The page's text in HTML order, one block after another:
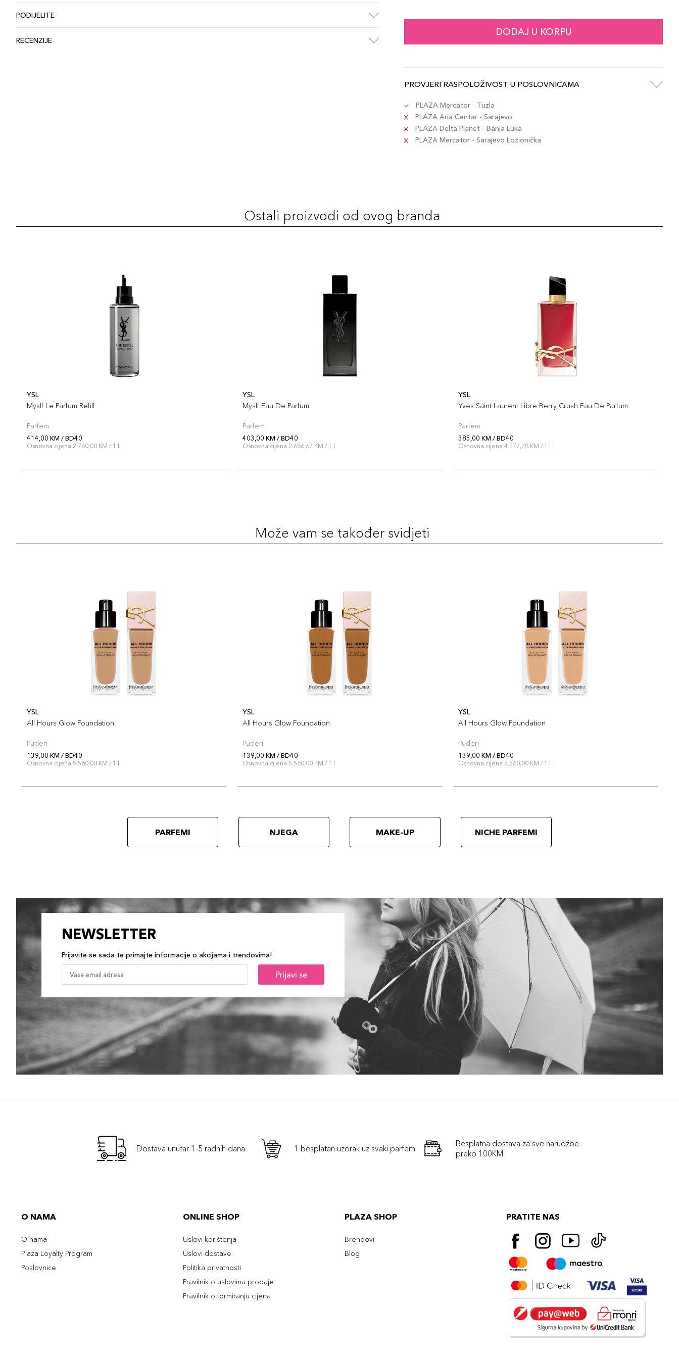
PODIJELITE
RECENZIJE B30 139,00 KM
BD40
Šifra artikla 3614273070775
139,00 KM
BR30
Šifra artikla 3614273070751
DODAJ U KORPU
PROVJERI RASPOLOŽIVOST U POSLOVNICAMA
PLAZA Mercator - Tuzla
PLAZA Aria Centar - Sarajevo
PLAZA Delta Planet - Banja Luka
PLAZA Mercator - Sarajevo Ložionička
Ostali proizvodi od ovog branda
YSL
Myslf Le Parfum Refill
Parfem
414,00 KM / BD40
Osnovna cijena 2.760,00 KM / 1 l
YSL
Myslf Eau De Parfum
Parfem
403,00 KM / BD40
Osnovna cijena 2.686,67 KM / 1 l
YSL
Yves Saint Laurent Libre Berry Crush Eau De Parfum
Parfem
385,00 KM / BD40
Osnovna cijena 4.277,78 KM / 1 l
Može vam se također svidjeti
YSL
All Hours Glow Foundation
Puderi
139,00 KM / BD40
Osnovna cijena 5.560,00 KM / 1 l
YSL
All Hours Glow Foundation
Puderi
139,00 KM / BD40
Osnovna cijena 5.560,00 KM / 1 l
YSL
All Hours Glow Foundation
Puderi
139,00 KM / BD40
Osnovna cijena 5.560,00 KM / 1 l
PARFEMI NJEGA MAKE-UP NICHE PARFEMI
NEWSLETTER
Prijavite se sada te primajte informacije o akcijama i trendovima!
Prijavi se
Dostava unutar 1-5 radnih dana 1 besplatan uzorak uz svaki parfem
Besplatna dostava za sve narudźbe
preko 100KM
O NAMA
O nama
Plaza Loyalty Program
Poslovnice
ONLINE SHOP
Uslovi korištenja
Uslovi dostave
Politika privatnosti
Pravilnik o uslovima prodaje
Pravilnik o formiranju cijena
PLAZA SHOP
Brendovi
Blog
PRATITE NAS